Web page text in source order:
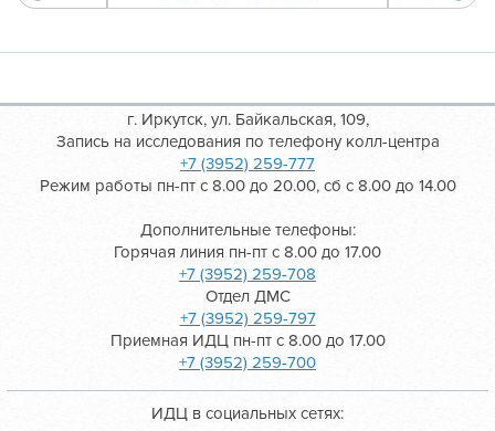
г. Иркутск, ул. Байкальская, 109,
Запись на исследования по телефону колл-центра
+7 (3952) 259-777
Режим работы пн-пт с 8.00 до 20.00, сб с 8.00 до 14.00
Дополнительные телефоны:
Горячая линия пн-пт с 8.00 до 17.00
+7 (3952) 259-708
Отдел ДМС
+7 (3952) 259-797
Приемная ИДЦ пн-пт с 8.00 до 17.00
+7 (3952) 259-700
ИДЦ в социальных сетях: